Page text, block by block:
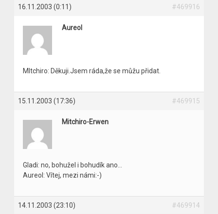
16.11.2003 (0:11) #469916
Aureol
Mltchiro: Děkuji.Jsem ráda,že se můžu přidat.
15.11.2003 (17:36) #469915
Mitchiro-Erwen
Gladi: no, bohužel i bohudík ano…
Aureol: Vítej, mezi námi:-)
14.11.2003 (23:10) #469914